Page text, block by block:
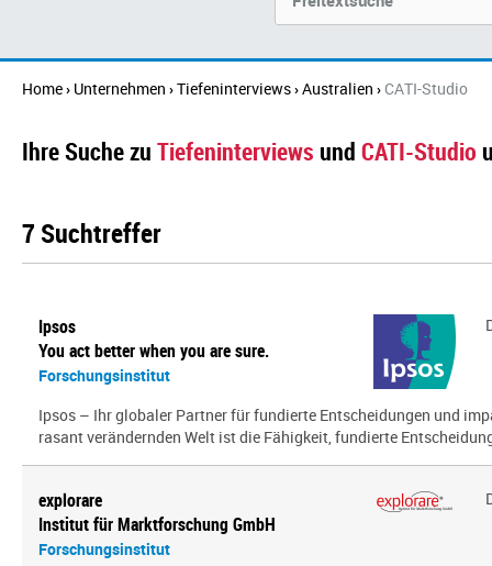
Home› Unternehmen ›Tiefeninterviews›Australien ›CATI-Studio
Ihre Suche zu Tiefeninterviews und CATI-Studio
7 Suchtreffer
Ipsos
You act better when you are sure.
Forschungsinstitut
Ipsos – Ihr globaler Partner für fundierte Entscheidungen und
rasant verändernden Welt ist die Fähigkeit, fundierte
explorare
Institut für Marktforschung GmbH
Forschungsinstitut